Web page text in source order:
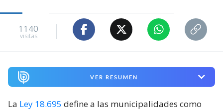
1140
visitas
VER RESUMEN
La Ley 18.695 define a las municipalidades como